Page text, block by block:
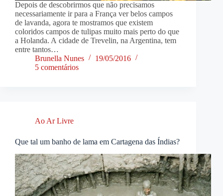
Depois de descobrirmos que não precisamos
necessariamente ir para a França ver belos campos
de lavanda, agora te mostramos que existem
coloridos campos de tulipas muito mais perto do que
a Holanda. A cidade de Trevelin, na Argentina, tem
entre tantos…
Brunella Nunes
19/05/2016
5 comentários
Ao Ar Livre
Que tal um banho de lama em Cartagena das Índias?